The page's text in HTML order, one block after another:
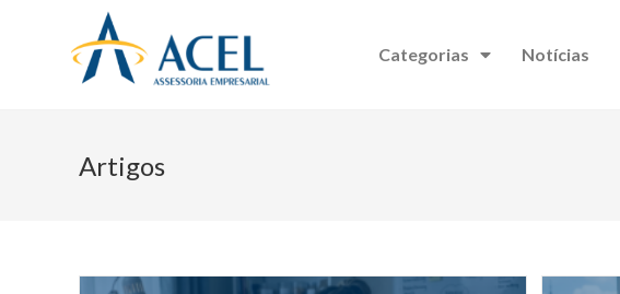
Categorias Notícias
Artigos